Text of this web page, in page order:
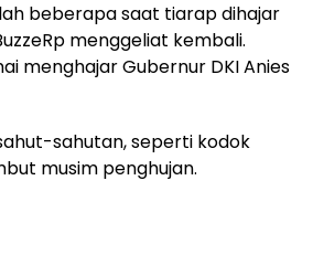
beberapa saat tiarap dihajar
menggeliat kembali.
menghajar Gubernur DKI Anies
sahutan, seperti kodok
musim penghujan.